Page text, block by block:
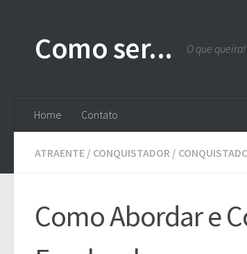
Como ser... O que queira!
Home Contato
ATRAENTE / CONQUISTADOR /
Como Abordar e